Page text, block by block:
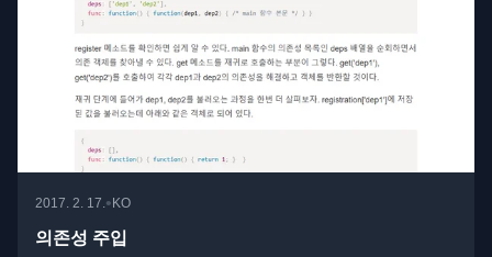
2017. 2. 17.• KO
의존성 주입